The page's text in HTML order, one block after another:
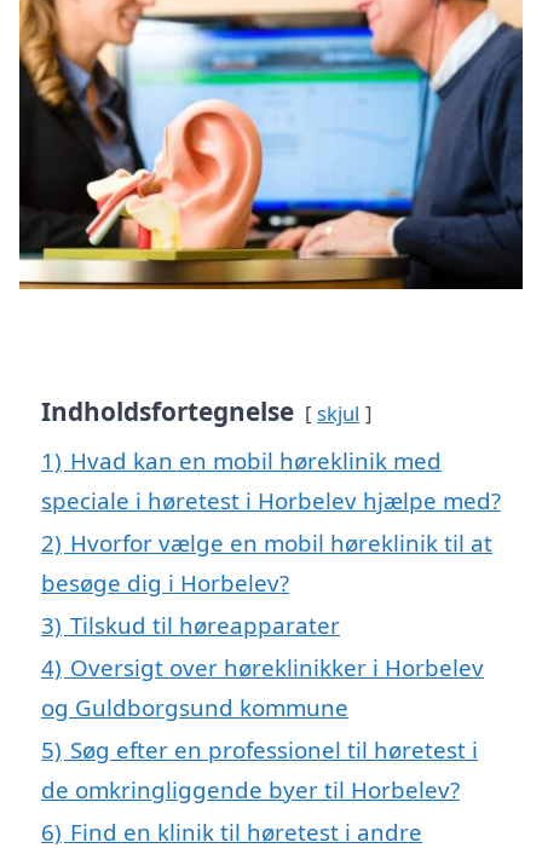
Indholdsfortegnelse skjul
1) Hvad kan en mobil høreklinik med
speciale i høretest i Horbelev hjælpe med?
2) Hvorfor vælge en mobil høreklinik til at
besøge dig i Horbelev?
3) Tilskud til høreapparater
4) Oversigt over høreklinikker i Horbelev
og Guldborgsund kommune
5) Søg efter en professionel til høretest i
de omkringliggende byer til Horbelev?
6) Find en klinik til høretest i andre